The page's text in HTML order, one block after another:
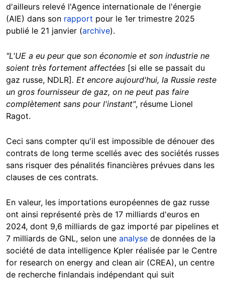
d'ailleurs relevé l'Agence internationale de l'énergie
(AIE) dans son rapport pour le 1er trimestre 2025
publié le 21 janvier (archive).
"L'UE a eu peur que son économie et son industrie ne
soient très fortement affectées [si elle se passait du
gaz russe, NDLR]. Et encore aujourd'hui, la Russie reste
un gros fournisseur de gaz, on ne peut pas faire
complètement sans pour l'instant", résume Lionel
Ragot.
Ceci sans compter qu'il est impossible de dénouer des
contrats de long terme scellés avec des sociétés russes
sans risquer des pénalités financières prévues dans les
clauses de ces contrats.
En valeur, les importations européennes de gaz russe
ont ainsi représenté près de 17 milliards d'euros en
2024, dont 9,6 milliards de gaz importé par pipelines et
7 milliards de GNL, selon une analyse de données de la
société de data intelligence Kpler réalisée par le Centre
for research on energy and clean air (CREA), un centre
de recherche finlandais indépendant qui suit